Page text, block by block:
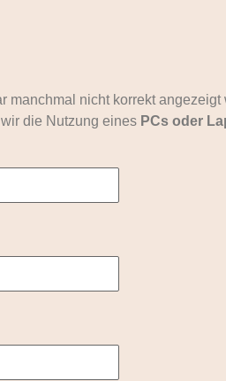
manchmal nicht korrekt angezeigt
die Nutzung eines PCs oder